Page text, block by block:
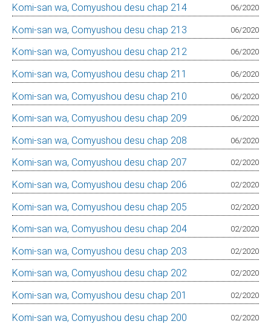
Komi-san wa, Comyushou desu chap 214 06/2020
Komi-san wa, Comyushou desu chap 213 06/2020
Komi-san wa, Comyushou desu chap 212 06/2020
Komi-san wa, Comyushou desu chap 211 06/2020
Komi-san wa, Comyushou desu chap 210 06/2020
Komi-san wa, Comyushou desu chap 209 06/2020
Komi-san wa, Comyushou desu chap 208 06/2020
Komi-san wa, Comyushou desu chap 207 02/2020
Komi-san wa, Comyushou desu chap 206 02/2020
Komi-san wa, Comyushou desu chap 205 02/2020
Komi-san wa, Comyushou desu chap 204 02/2020
Komi-san wa, Comyushou desu chap 203 02/2020
Komi-san wa, Comyushou desu chap 202 02/2020
Komi-san wa, Comyushou desu chap 201 02/2020
Komi-san wa, Comyushou desu chap 200 02/2020